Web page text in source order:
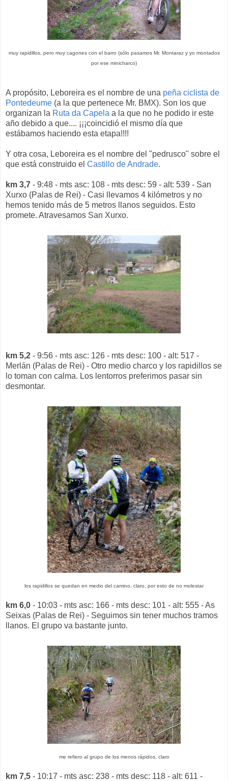
muy rapidillos, pero muy cagones con el barro (sólo pasamos Mr. Montaraz y yo montados
por ese minicharco)
A propósito, Leboreira es el nombre de una peña ciclista de
Pontedeume (a la que pertenece Mr. BMX). Son los que
organizan la Ruta da Capela a la que no he podido ir este
año debido a que.... ¡¡¡coincidió el mismo día que
estábamos haciendo esta etapa!!!!
Y otra cosa, Leboreira es el nombre del "pedrusco" sobre el
que está construido el Castillo de Andrade.
km 3,7 - 9:48 - mts asc: 108 - mts desc: 59 - alt: 539 - San
Xurxo (Palas de Rei) - Casi llevamos 4 kilómetros y no
hemos tenido más de 5 metros llanos seguidos. Esto
promete. Atravesamos San Xurxo.
km 5,2 - 9:56 - mts asc: 126 - mts desc: 100 - alt: 517 -
Merlán (Palas de Rei) - Otro medio charco y los rapidillos se
lo toman con calma. Los lentorros preferimos pasar sin
desmontar.
los rapidillos se quedan en medio del camino, claro, por esto de no molestar
km 6,0 - 10:03 - mts asc: 166 - mts desc: 101 - alt: 555 - As
Seixas (Palas de Rei) - Seguimos sin tener muchos tramos
llanos. El grupo va bastante junto.
me refiero al grupo de los menos rápidos, claro
km 7,5 - 10:17 - mts asc: 238 - mts desc: 118 - alt: 611 -